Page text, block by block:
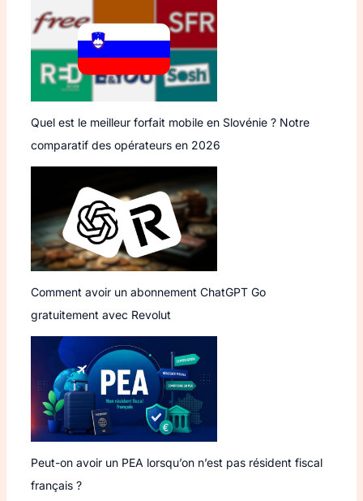
Quel est le meilleur forfait mobile en Slovénie ? Notre
comparatif des opérateurs en 2026
Comment avoir un abonnement ChatGPT Go
gratuitement avec Revolut
Peut-on avoir un PEA lorsqu’on n’est pas résident fiscal
français ?